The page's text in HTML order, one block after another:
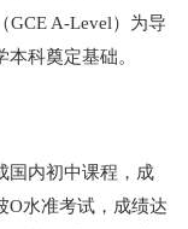
GCE A-Level）为导
科奠定基础。
国内初中课程，成
O水准考试，成绩达